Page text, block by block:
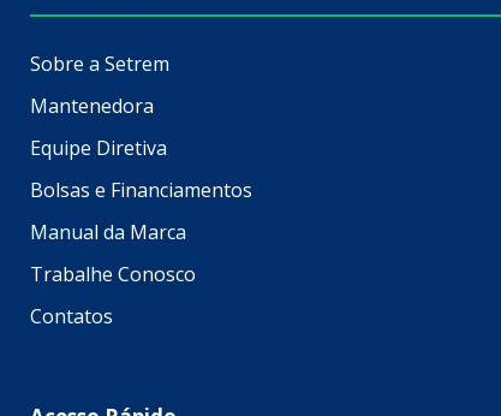
Sobre a Setrem
Mantenedora
Equipe Diretiva
Bolsas e Financiamentos
Manual da Marca
Trabalhe Conosco
Contatos